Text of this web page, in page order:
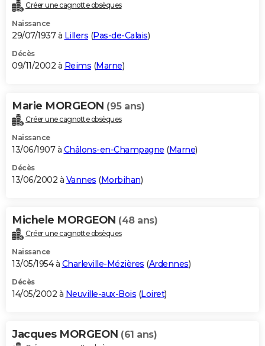
Créer une cagnotte obsèques
Naissance
29/07/1937 à Lillers (Pas-de-Calais)
Décès
09/11/2002 à Reims (Marne)
Marie MORGEON (95 ans)
Créer une cagnotte obsèques
Naissance
13/06/1907 à Châlons-en-Champagne (Marne)
Décès
13/06/2002 à Vannes (Morbihan)
Michele MORGEON (48 ans)
Créer une cagnotte obsèques
Naissance
13/05/1954 à Charleville-Mézières (Ardennes)
Décès
14/05/2002 à Neuville-aux-Bois (Loiret)
Jacques MORGEON (61 ans)